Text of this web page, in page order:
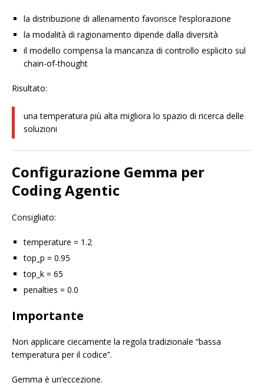
la distribuzione di allenamento favorisce l’esplorazione
la modalità di ragionamento dipende dalla diversità
il modello compensa la mancanza di controllo esplicito sul
chain-of-thought
Risultato:
una temperatura più alta migliora lo spazio di ricerca delle
soluzioni
Configurazione Gemma per
Coding Agentic
Consigliato:
temperature = 1.2
top_p = 0.95
top_k = 65
penalties = 0.0
Importante
Non applicare ciecamente la regola tradizionale “bassa
temperatura per il codice”.
Gemma è un’eccezione.